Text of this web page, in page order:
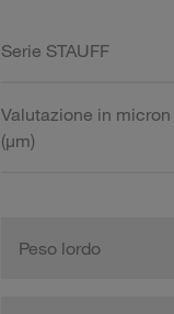
Serie STAUFF
Valutazione in micron
(µm)
Peso lordo